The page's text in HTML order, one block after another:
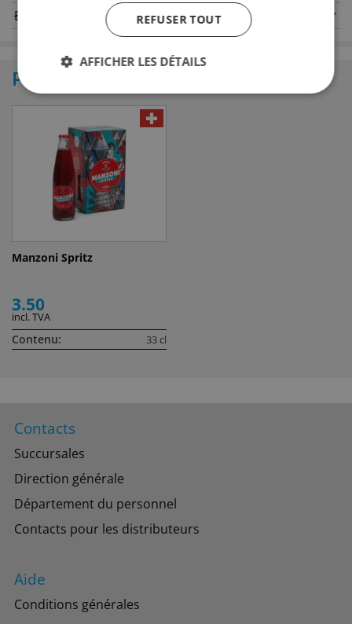
Bâle
Saint-Gall
✔
Produits similaires
Manzoni Spritz
3.50
incl. TVA
Contenu: 33 cl
Contacts
Succursales
Direction générale
Département du personnel
Contacts pour les distributeurs
Aide
Conditions générales
REFUSER TOUT
AFFICHER LES DÉTAILS